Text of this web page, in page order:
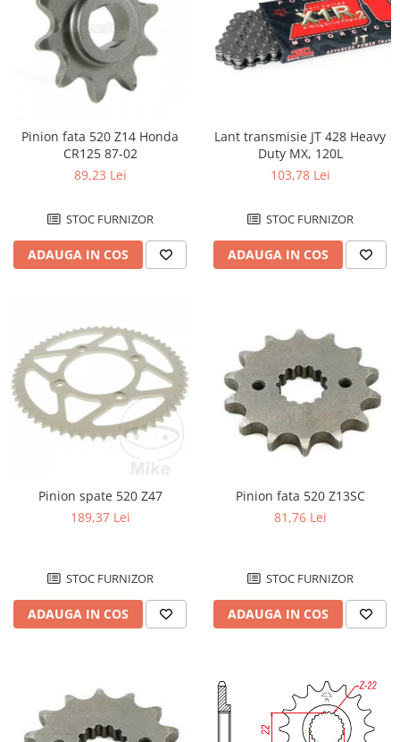
Pinion fata 520 Z14 Honda
CR125 87-02
89,23 Lei
STOC FURNIZOR
ADAUGA IN COS
Lant transmisie JT 428 Heavy
Duty MX, 120L
103,78 Lei
STOC FURNIZOR
ADAUGA IN COS
Pinion spate 520 Z47
189,37 Lei
STOC FURNIZOR
ADAUGA IN COS
Pinion fata 520 Z13SC
81,76 Lei
STOC FURNIZOR
ADAUGA IN COS